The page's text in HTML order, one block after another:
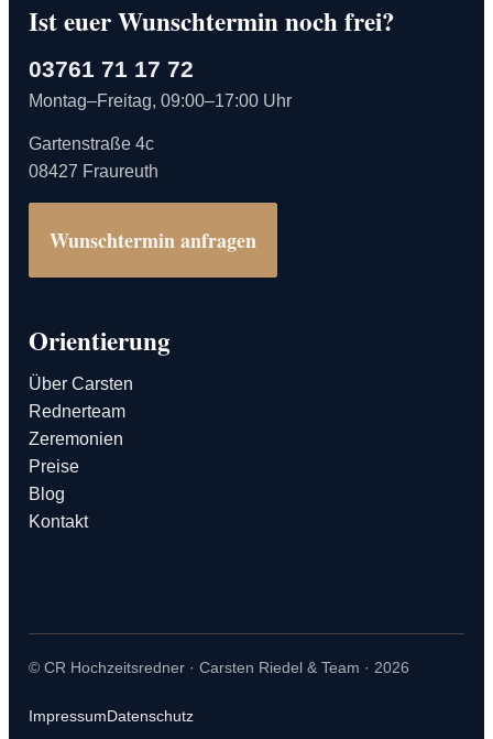
Ist euer Wunschtermin noch frei?
03761 71 17 72
Montag–Freitag, 09:00–17:00 Uhr
Gartenstraße 4c
08427 Fraureuth
Wunschtermin anfragen
Orientierung
Über Carsten
Rednerteam
Zeremonien
Preise
Blog
Kontakt
© CR Hochzeitsredner · Carsten Riedel & Team · 2026
ImpressumDatenschutz